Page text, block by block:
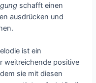
schafft einen
ausdrücken und
ist ein
weitreichende positive
sie mit diesen